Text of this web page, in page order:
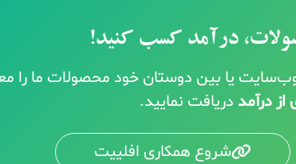
درآمد کسب کنید!
یا بین دوستان خود محصولات ما را
درآمد دریافت نمایید.
شروع همکاری افلییت